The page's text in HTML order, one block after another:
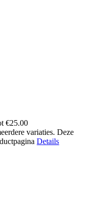
€25.00
variaties. Deze
Details